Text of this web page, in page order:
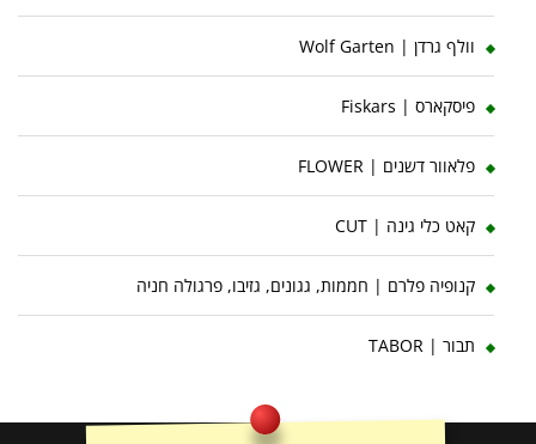
וולף גרדן | Wolf Garten
פיסקארס | Fiskars
פלאוור דשנים | FLOWER
קאט כלי גינה | CUT
קנופיה פלרם | חממות, גגונים, גזיבו, פרגולה חניה
תבור | TABOR